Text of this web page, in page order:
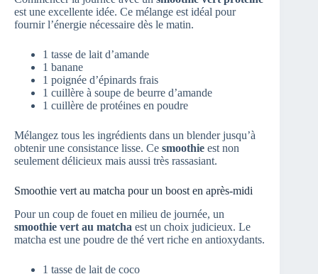
est une excellente idée. Ce mélange est idéal pour
fournir l’énergie nécessaire dès le matin.
1 tasse de lait d’amande
1 banane
1 poignée d’épinards frais
1 cuillère à soupe de beurre d’amande
1 cuillère de protéines en poudre
Mélangez tous les ingrédients dans un blender jusqu’à
obtenir une consistance lisse. Ce smoothie est non
seulement délicieux mais aussi très rassasiant.
Smoothie vert au matcha pour un boost en après-midi
Pour un coup de fouet en milieu de journée, un
smoothie vert au matcha est un choix judicieux. Le
matcha est une poudre de thé vert riche en antioxydants.
1 tasse de lait de coco